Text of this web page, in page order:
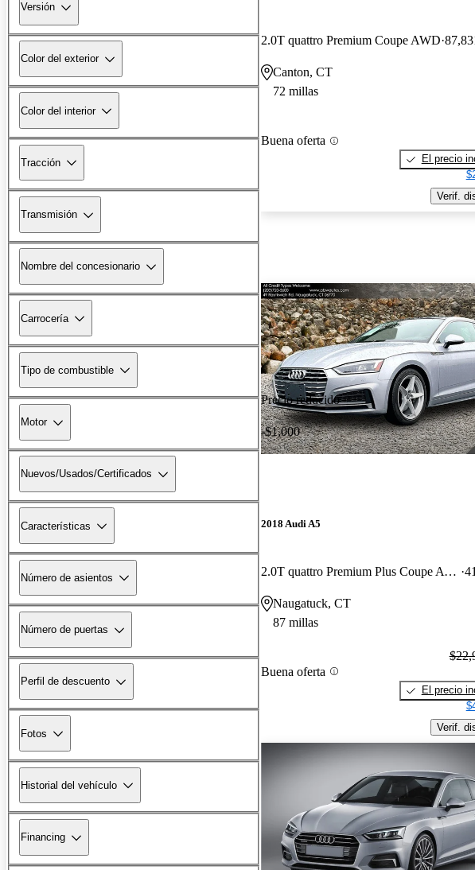
Versión
Color del exterior
Color del interior
Tracción
Transmisión
Nombre del concesionario
Carrocería
Tipo de combustible
Motor
Nuevos/Usados/Certificados
Características
Número de asientos
Número de puertas
Perfil de descuento
Fotos
Historial del vehículo
Financing
2.0T quattro Premium Coupe AWD
Canton, CT
72 millas
Buena oferta
El precio
Verif.
Precio reducido
-$1,000
2018 Audi A5
2.0T quattro Premium Plus Coupe AWD
Naugatuck, CT
87 millas
Buena oferta
El precio
Verif.